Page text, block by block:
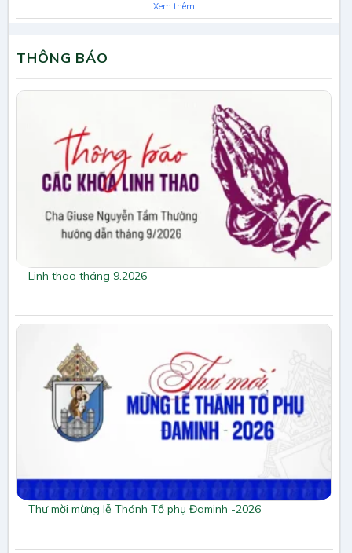
Xem thêm
THÔNG BÁO
Linh thao tháng 9.2026
Thư mời mừng lễ Thánh Tổ phụ Đaminh -2026